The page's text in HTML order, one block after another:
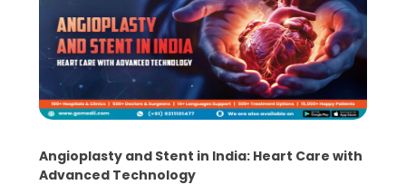
5 Essential Steps for Effective Human Sperm
Collection and Processing Methods